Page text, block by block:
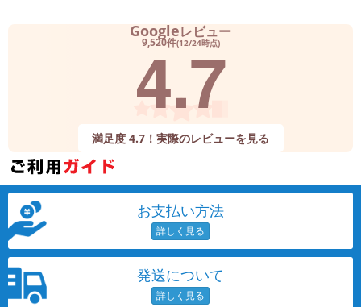
Googleレビュー
9,520件(12/24時点)
4.7
満足度 4.7！実際のレビューを見る
お支払い方法
発送について